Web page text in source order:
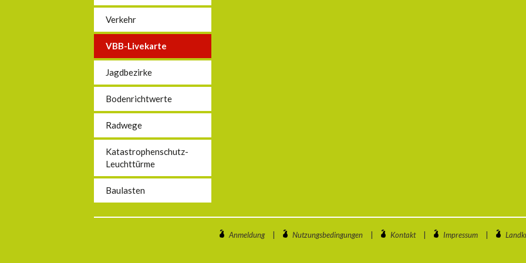
Verkehr
VBB-Livekarte
Jagdbezirke
Bodenrichtwerte
Radwege
Katastrophenschutz-
Leuchttürme
Baulasten
Anmeldung Nutzungsbedingungen Kontakt Impressum